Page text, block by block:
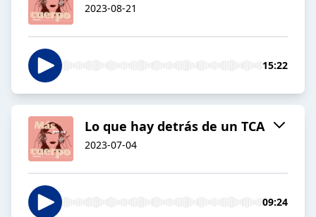
2023-08-21
15:22
Lo que hay detrás de un TCA
2023-07-04
09:24